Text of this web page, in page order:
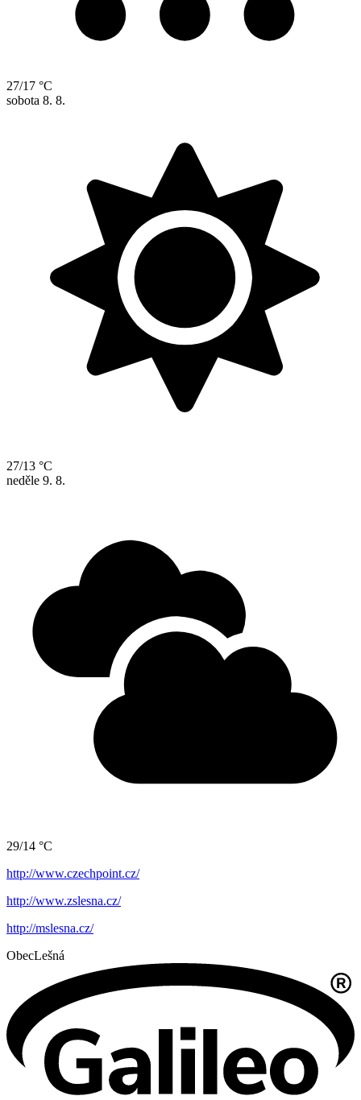
27/17 °C
sobota 8. 8.
27/13 °C
neděle 9. 8.
29/14 °C
http://www.czechpoint.cz/
http://www.zslesna.cz/
http://mslesna.cz/
ObecLešná